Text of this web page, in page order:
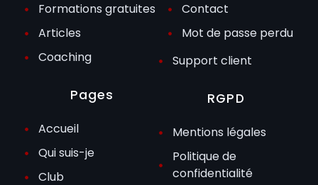
Formations gratuites
Articles
Coaching
Pages
Accueil
Qui suis-je
Club
Contact
Mot de passe perdu
Support client
RGPD
Mentions légales
Politique de
confidentialité